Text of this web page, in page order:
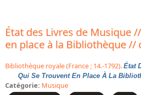
Appels
Appel à chercheurs : bourse Comité
Appel à projets
Recherche de sujets de recherche
État des Livres de Musique
en place à la Bibliothèque //
Bibliothèque royale (France ; 14.-1792). État
Qui Se Trouvent En Place À La
Catégorie: Musique